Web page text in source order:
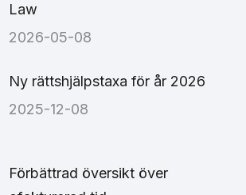
Law
2026-05-08
Ny rättshjälpstaxa för år 2026
2025-12-08
Förbättrad översikt över